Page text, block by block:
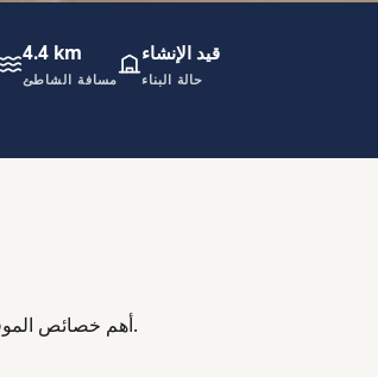
4.4 km
مسافة الشاطئ
قيد الإنشاء
حالة البناء
أهم خصائص الموقع، والوحدات، ومراحل المشروع، ونقاط الاهتمام.